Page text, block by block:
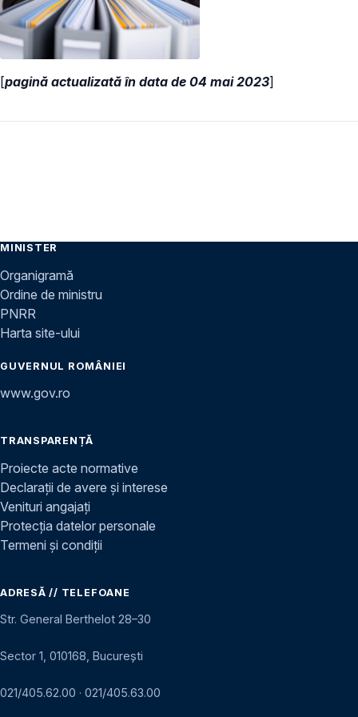
[pagină actualizată în data de 04 mai 2023]
MINISTER
Organigramă
Ordine de ministru
PNRR
Harta site-ului
GUVERNUL ROMÂNIEI
www.gov.ro
TRANSPARENȚĂ
Proiecte acte normative
Declarații de avere și interese
Venituri angajați
Protecția datelor personale
Termeni și condiții
ADRESĂ // TELEFOANE
Str. General Berthelot 28–30
Sector 1, 010168, București
021/405.62.00 · 021/405.63.00